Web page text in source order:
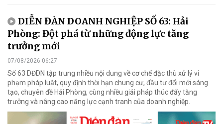
DIỄN ĐÀN DOANH NGHIỆP SỐ 63: Hải
Phòng: Đột phá từ những động lực tăng
trưởng mới
07/08/2026 06:27
Số 63 DĐDN tập trung nhiều nội dung về cơ chế đặc thù xử lý vi
phạm pháp luật, quy định thời hạn chung cư, đầu tư đổi mới sáng
tạo, chuyên đề Hải Phòng, cùng nhiều giải pháp thúc đẩy tăng
trưởng và nâng cao năng lực cạnh tranh của doanh nghiệp.